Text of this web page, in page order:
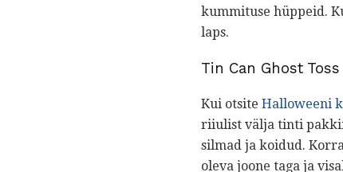
kummituse hüppeid.
laps.
Tin Can Ghost Toss
Kui otsite Halloweeni
riiulist välja tinti
silmad ja koidud.
oleva joone taga ja